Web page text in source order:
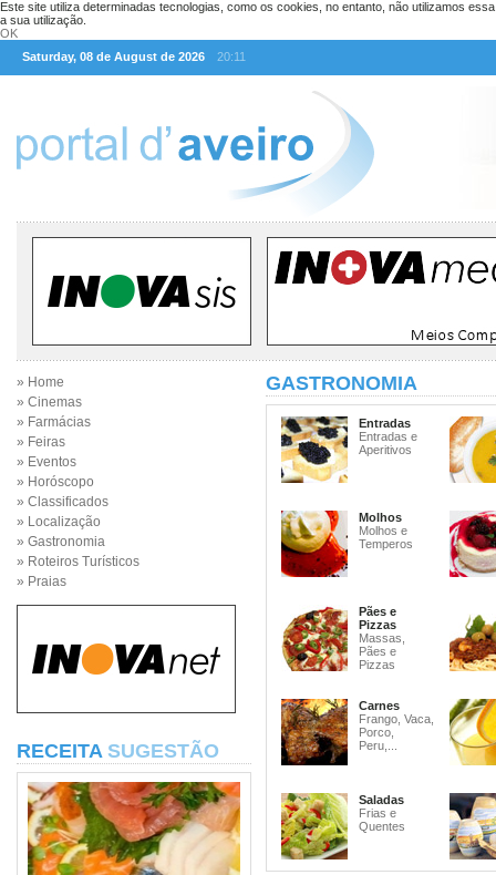
Este site utiliza determinadas tecnologias, como os cookies, no entanto, não utilizamos
a sua utilização.
OK
Saturday, 08 de August de 2026
20:11
» Home
» Cinemas
» Farmácias
» Feiras
» Eventos
» Horóscopo
» Classificados
» Localização
» Gastronomia
» Roteiros Turísticos
» Praias
RECEITA SUGESTÃO
GASTRONOMIA
Entradas
Entradas e
Aperitivos
Molhos
Molhos e
Temperos
Pães e
Pizzas
Massas,
Pães e
Pizzas
Carnes
Frango, Vaca,
Porco,
Peru,...
Saladas
Frias e
Quentes